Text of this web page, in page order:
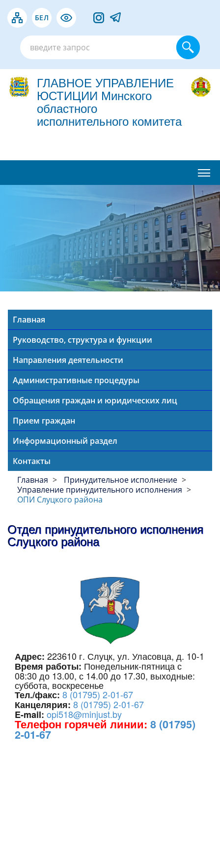
БЕЛ
ГЛАВНОЕ УПРАВЛЕНИЕ
ЮСТИЦИИ Минского
областного
исполнительного комитета
Главная
Руководство, структура и функции
Направления деятельности
Административные процедуры
Обращения граждан и юридических лиц
Прием граждан
Информационный раздел
Контакты
Главная
Принудительное исполнение
Управление принудительного исполнения
ОПИ Слуцкого района
Отдел принудительного исполнения
Слуцкого района
Адрес: 223610 г. Слуцк, ул. Уласовца, д. 10-1
Время работы: Понедельник-пятница с
08:30 до 13.00, с 14.00 до 17.30, выходные:
суббота, воскресенье
Тел./факс: 8 (01795) 2-01-67
Канцелярия:8 (01795) 2-01-67
E-mail: opi518@minjust.by
Телефон горячей линии: 8 (01795)
2-01-67